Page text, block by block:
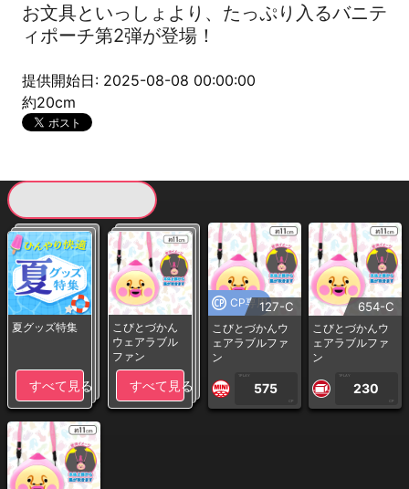
お文具といっしょより、たっぷり入るバニテ
ィポーチ第2弾が登場！
提供開始日: 2025-08-08 00:00:00
約20cm
夏グッズ特集
すべて見る
こびとづかん
ウェアラブル
ファン
すべて見る
CP専用127-C
こびとづかんウ
ェアラブルファ
ン
1PLAY
575
CP
654-C
こびとづかんウ
ェアラブルファ
ン
1PLAY
230
CP